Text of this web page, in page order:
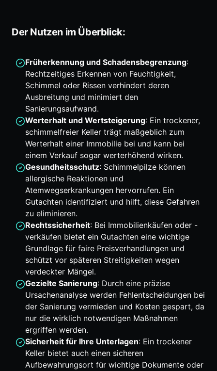
Der Nutzen im Überblick:
Früherkennung und Schadensbegrenzung:
Rechtzeitiges Erkennen von Feuchtigkeit,
Schimmel oder Rissen verhindert deren
Ausbreitung und minimiert den
Sanierungsaufwand.
Werterhalt und Wertsteigerung: Ein trockener,
schimmelfreier Keller trägt maßgeblich zum
Werterhalt einer Immobilie bei und kann bei
einem Verkauf sogar werterhöhend wirken.
Gesundheitsschutz: Schimmelpilze können
allergische Reaktionen und
Atemwegserkrankungen hervorrufen. Ein
Gutachten identifiziert und hilft, diese Gefahren
zu eliminieren.
Rechtssicherheit: Bei Immobilienkäufen oder -
verkäufen bietet ein Gutachten eine wichtige
Grundlage für faire Preisverhandlungen und
schützt vor späteren Streitigkeiten wegen
verdeckter Mängel.
Gezielte Sanierung: Durch eine präzise
Ursachenanalyse werden Fehlentscheidungen bei
der Sanierung vermieden und Kosten gespart, da
nur die wirklich notwendigen Maßnahmen
ergriffen werden.
Sicherheit für Ihre Unterlagen: Ein trockener
Keller bietet auch einen sicheren
Aufbewahrungsort für wichtige Dokumente oder